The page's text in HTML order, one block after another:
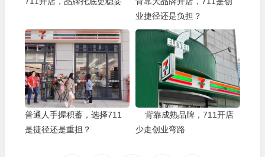
业捷径还是负担？
普通人手握积蓄，选择711
是捷径还是重担？
背靠成熟品牌，711开店
少走创业弯路